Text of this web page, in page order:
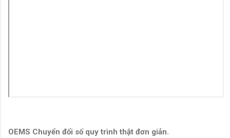
OEMS Chuyển đổi số quy trình thật đơn giản.